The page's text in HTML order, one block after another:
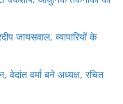
जायसवाल, व्यापारियों के
वर्मा बने अध्यक्ष, रचित